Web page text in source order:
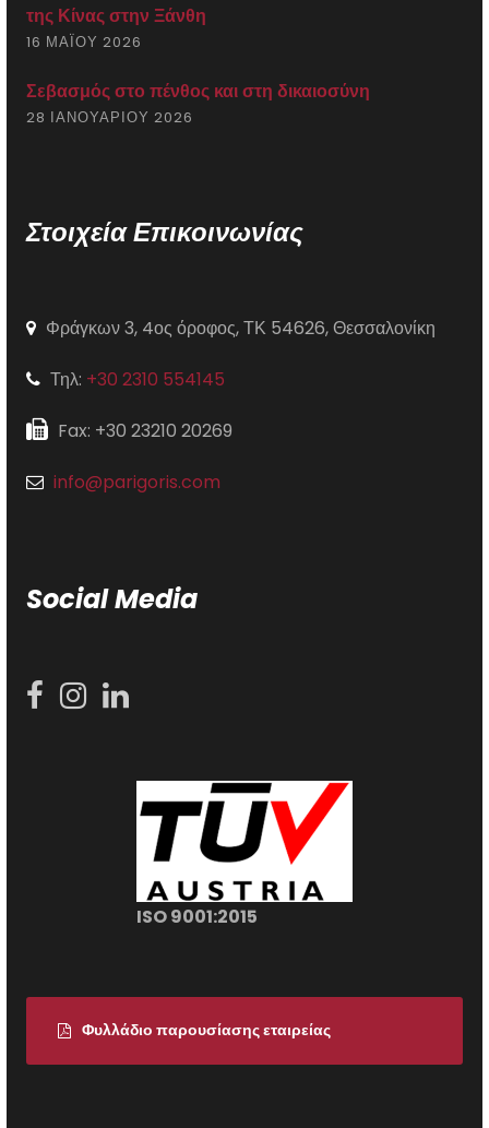
της Κίνας στην Ξάνθη
16 ΜΑΪ́ΟΥ 2026
Σεβασμός στο πένθος και στη δικαιοσύνη
28 ΙΑΝΟΥΑΡΊΟΥ 2026
Στοιχεία Επικοινωνίας
Φράγκων 3, 4ος όροφος, ΤΚ 54626, Θεσσαλονίκη
Τηλ: +30 2310 554145
Fax: +30 23210 20269
info@parigoris.com
Social Media
ISO 9001:2015
Φυλλάδιο παρουσίασης εταιρείας